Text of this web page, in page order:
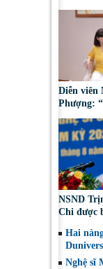
Diễn viên
Phượng:
bao giờ
những gì
chọn”
NSND
Chi được
Nghệ sĩ
Việt Nam
Hai
Nghệ sĩ